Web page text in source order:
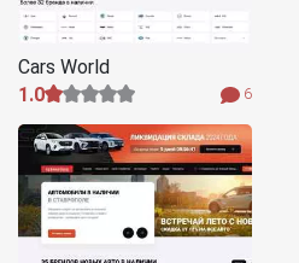
Cars World
1.0
6